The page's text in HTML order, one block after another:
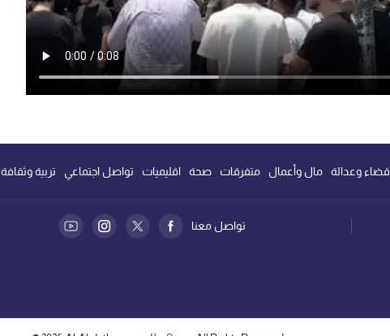
قضاء وعدالة مال وأعمال متفرقات صحة اقليميات تواصل اجتماعي تربية وثقافة
تواصل معنا